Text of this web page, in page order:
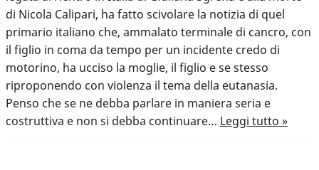
di Nicola Calipari, ha fatto scivolare la notizia di quel
primario italiano che, ammalato terminale di cancro, con
il figlio in coma da tempo per un incidente credo di
motorino, ha ucciso la moglie, il figlio e se stesso
riproponendo con violenza il tema della eutanasia.
Penso che se ne debba parlare in maniera seria e
costruttiva e non si debba continuare… Leggi tutto »